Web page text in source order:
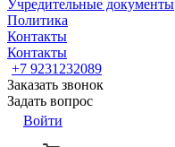
Учредительные документы
Политика
Контакты
Контакты
+7 9231232089
Заказать звонок
Задать вопрос
Войти